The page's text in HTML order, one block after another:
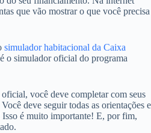
que vão mostrar o que você precisa
simulador habitacional da Caixa
o simulador oficial do programa
você deve completar com seus
deve seguir todas as orientações e
é muito importante! E, por fim,